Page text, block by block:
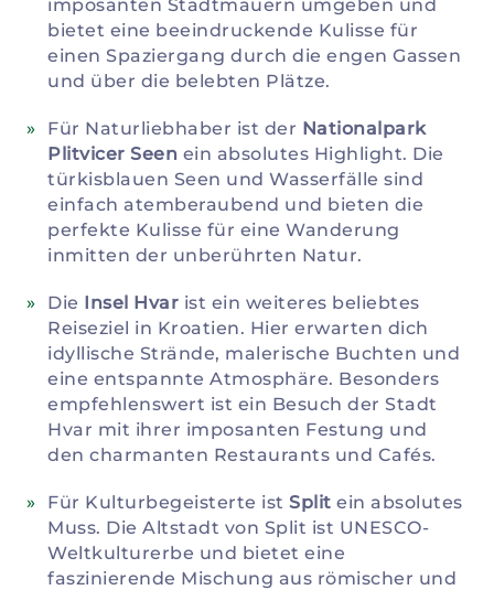
imposanten Stadtmauern umgeben und
bietet eine beeindruckende Kulisse für
einen Spaziergang durch die engen Gassen
und über die belebten Plätze.
Für Naturliebhaber ist der Nationalpark
Plitvicer Seen ein absolutes Highlight. Die
türkisblauen Seen und Wasserfälle sind
einfach atemberaubend und bieten die
perfekte Kulisse für eine Wanderung
inmitten der unberührten Natur.
Die Insel Hvar ist ein weiteres beliebtes
Reiseziel in Kroatien. Hier erwarten dich
idyllische Strände, malerische Buchten und
eine entspannte Atmosphäre. Besonders
empfehlenswert ist ein Besuch der Stadt
Hvar mit ihrer imposanten Festung und
den charmanten Restaurants und Cafés.
Für Kulturbegeisterte istSplit ein absolutes
Muss. Die Altstadt von Split ist UNESCO-
Weltkulturerbe und bietet eine
faszinierende Mischung aus römischer und